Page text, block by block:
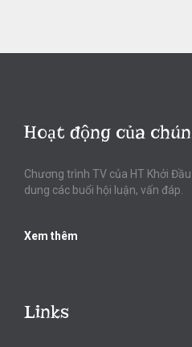
Hoạt động của
Chương trình TV của HT Khởi
dung các buổi hội luận, vấn đáp.
Xem thêm
Links